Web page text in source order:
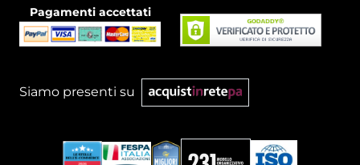
Pagamenti accettati
Siamo presenti su